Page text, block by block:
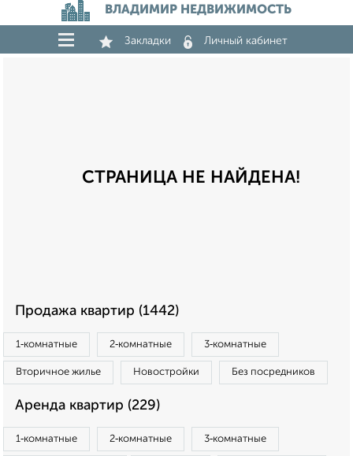
ВЛАДИМИР НЕДВИЖИМОСТЬ
Закладки Личный кабинет
СТРАНИЦА НЕ НАЙДЕНА!
Продажа квартир (1442)
1‑комнатные 2‑комнатные 3‑комнатные
Вторичное жилье Новостройки Без посредников
Аренда квартир (229)
1‑комнатные 2‑комнатные 3‑комнатные